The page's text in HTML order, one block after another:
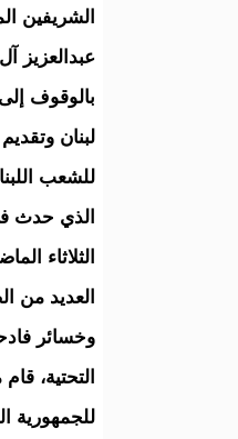
الشريفين
عبدالعزيز
بالوقوف
لبنان
للشعب
الذي حدث
الثلاثاء
العديد من
وخسائر
التحتية،
للجمهورية